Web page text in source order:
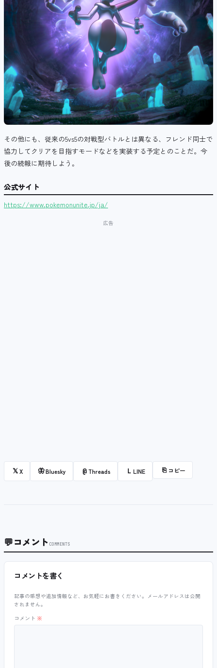
その他にも、 従来の5vs5の対戦型バトルとは異なる、フレンド同士で
協力してクリアを目指すモードなどを実装する予定とのことだ。今
後の続報に期待しよう。
公式サイト
https://www.pokemonunite.jp/ja/
𝕏X 🦋Bluesky @ Threads L LINE ⎘ コピー
💬コメント COMMENTS
コメントを書く
記事の感想や追加情報など、お気軽にお書きください。メールアドレスは公開
されません。
コメント ※